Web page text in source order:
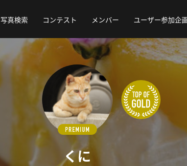
写真検索 コンテスト メンバー ユーザー参加企
くに